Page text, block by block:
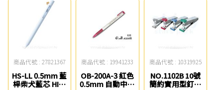
商品代號 : 27821367
HS-LL 0.5mm 藍
桿柴犬藍芯 HI＆
商品代號 : 19941233
OB-200A-3 紅色
0.5mm 自動中性
商品代號 : 10319925
NO.1102B 10號
簡約實用型釘書